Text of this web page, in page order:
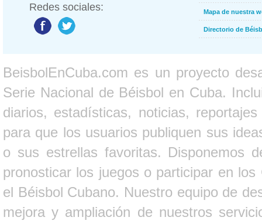
Redes sociales: Mapa de nuestra
Directorio de
BeisbolEnCuba.com es un proyecto
Serie Nacional de Béisbol en Cuba.
diarios, estadísticas, noticias,
para que los usuarios publiquen sus
o sus estrellas favoritas. Disponemos
pronosticar los juegos o participar en
el Béisbol Cubano. Nuestro equipo de
mejora y ampliación de nuestros